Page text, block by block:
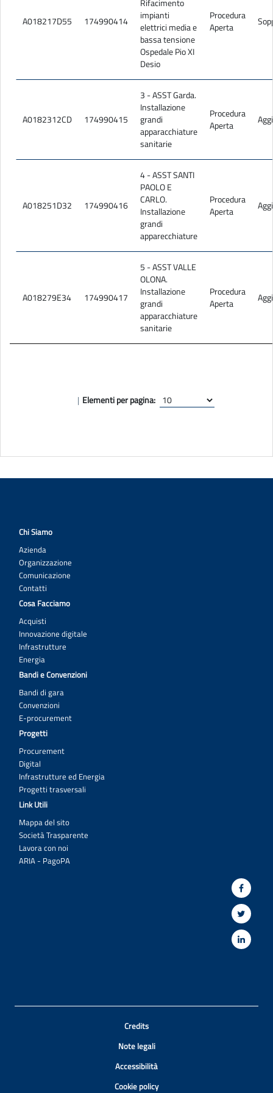
ARIA_2023_415.1 AQ app integrato e app lavori_Seggio di
gara.zip
ARIA_2023_415.1_Determina nomina commissione.zip
ARIA_2023_415.1_Determina di aggiudicazione LL 4 e 5.p7m
ARIA_2023_415.1_AQ grandi apparecchiature Determina agg.
ESITI_GUUE_ARIA_2023_415.1.pdf
ARIA_2023_415_1_Verbali.zip
0_ARIA_2023_415.1_Convenzioni stipulate.zip
A018217D55 174990414
Rifacimento
impianti
elettrici media e
bassa tensione
Ospedale Pio XI
Desio
Procedura
Aperta
A0182312CD 174990415
3 - ASST Garda.
Installazione
grandi
apparacchiature
sanitarie
Procedura
Aperta
A018251D32 174990416
4 - ASST SANTI
PAOLO E
CARLO.
Installazione
grandi
apparecchiature
Procedura
Aperta
A018279E34 174990417
5 - ASST VALLE
OLONA.
Installazione
grandi
apparacchiature
sanitarie
Procedura
Aperta
| Elementi per pagina:
Chi Siamo
Azienda
Organizzazione
Comunicazione
Contatti
Cosa Facciamo
Acquisti
Innovazione digitale
Infrastrutture
Energia
Bandi e Convenzioni
Bandi di gara
Convenzioni
E-procurement
Progetti
Procurement
Digital
Infrastrutture ed Energia
Progetti trasversali
Link Utili
Mappa del sito
Società Trasparente
Lavora con noi
ARIA - PagoPA
Credits
Note legali
Accessibilità
Cookie policy